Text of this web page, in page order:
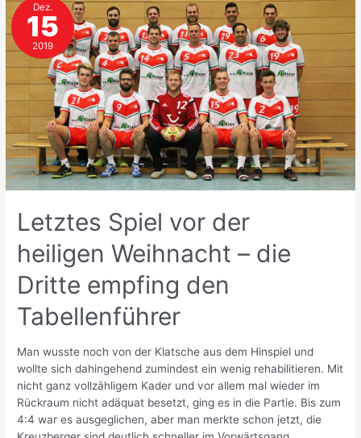
Männer!
Dez.
15
2019
Letztes Spiel vor der
heiligen Weihnacht – die
Dritte empfing den
Tabellenführer
Man wusste noch von der Klatsche aus dem Hinspiel und
wollte sich dahingehend zumindest ein wenig rehabilitieren. Mit
nicht ganz vollzähligem Kader und vor allem mal wieder im
Rückraum nicht adäquat besetzt, ging es in die Partie. Bis zum
4:4 war es ausgeglichen, aber man merkte schon jetzt, die